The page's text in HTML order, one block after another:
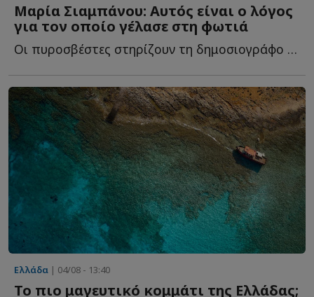
Μαρία Σιαμπάνου: Αυτός είναι ο λόγος
για τον οποίο γέλασε στη φωτιά
Οι πυροσβέστες στηρίζουν τη δημοσιογράφο τ...
Ελλάδα | 04/08 - 13:40
Το πιο μαγευτικό κομμάτι της Ελλάδας;